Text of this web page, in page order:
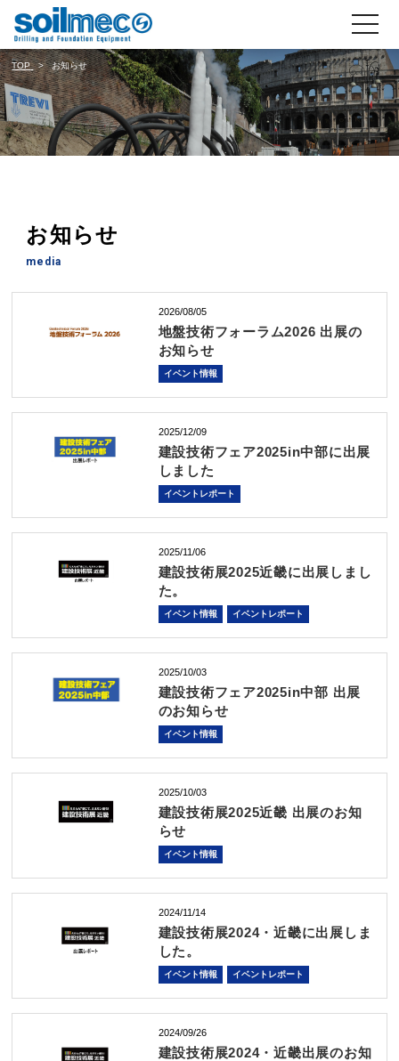
toggle
TOP お知らせ
お知らせ
media
2026/08/05
地盤技術フォーラム2026 出展の
お知らせ
イベント情報
2025/12/09
建設技術フェア2025in中部に出展
しました
イベントレポート
2025/11/06
建設技術展2025近畿に出展しまし
た。
イベント情報 イベントレポート
2025/10/03
建設技術フェア2025in中部 出展
のお知らせ
イベント情報
2025/10/03
建設技術展2025近畿 出展のお知
らせ
イベント情報
2024/11/14
建設技術展2024・近畿に出展しま
した。
イベント情報 イベントレポート
2024/09/26
建設技術展2024・近畿出展のお知